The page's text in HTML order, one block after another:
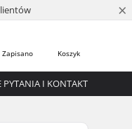
×
Koszyk
Zapisano
PYTANIA I KONTAKT